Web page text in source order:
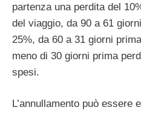
partenza una perdita del
del viaggio, da 90 a 61
25%, da 60 a 31 giorni
meno di 30 giorni prima
spesi.
L’annullamento può essere